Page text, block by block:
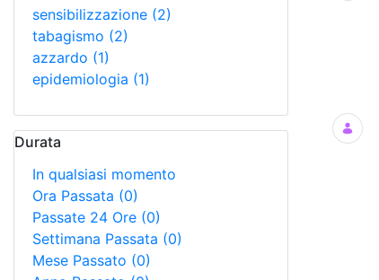
sensibilizzazione (2)
tabagismo (2)
azzardo (1)
epidemiologia (1)
Durata
In qualsiasi momento
Ora Passata (0)
Passate 24 Ore (0)
Settimana Passata (0)
Mese Passato (0)